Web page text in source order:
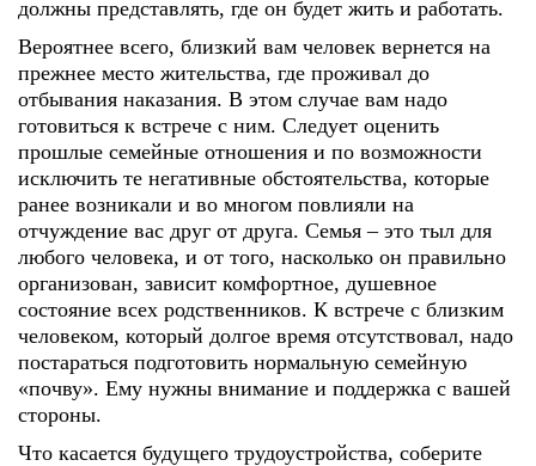
должны представлять, где он будет жить и работать.
Вероятнее всего, близкий вам человек вернется на
прежнее место жительства, где проживал до
отбывания наказания. В этом случае вам надо
готовиться к встрече с ним. Следует оценить
прошлые семейные отношения и по возможности
исключить те негативные обстоятельства, которые
ранее возникали и во многом повлияли на
отчуждение вас друг от друга. Семья – это тыл для
любого человека, и от того, насколько он правильно
организован, зависит комфортное, душевное
состояние всех родственников. К встрече с близким
человеком, который долгое время отсутствовал, надо
постараться подготовить нормальную семейную
«почву». Ему нужны внимание и поддержка с вашей
стороны.
Что касается будущего трудоустройства, соберите